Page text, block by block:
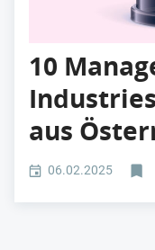
10
aus
06.02.2025